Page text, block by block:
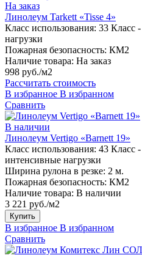
На заказ
Линолеум Tarkett «Tisse 4»
Класс использования: 33 Класс
нагрузки
Пожарная безопасность: КМ2
Наличие товара: На заказ
998 руб./м2
Рассчитать стоимость
В избранное В избранном
Сравнить
В наличии
Линолеум Vertigo «Barnett 19»
Класс использования: 43 Класс
интенсивные нагрузки
Ширина рулона в резке: 2 м.
Пожарная безопасность: КМ2
Наличие товара: В наличии
3 221 руб./м2
Купить
В избранное В избранном
Сравнить